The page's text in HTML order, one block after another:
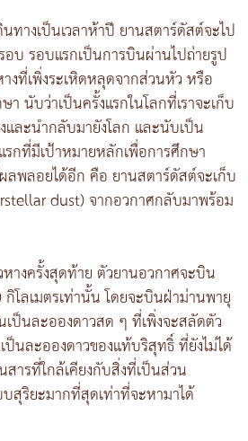
นทางเป็นเวลาห้าปี ยานสตาร์ดัสต์จะไป
อบ รอบแรกเป็นการบินผ่านไปถ่ายรูป
งที่เพิ่งระเหิดหลุดจากส่วนหัว หรือ
นับว่าเป็นครั้งแรกในโลกที่เราจะเก็บ
และนำกลับมายังโลก และนับเป็น
รกที่มีเป้าหมายหลักเพื่อการศึกษา
ลพลอยได้อีก คือ ยานสตาร์ดัสต์จะเก็บ
dust) จากอวกาศกลับมาพร้อม
หางครั้งสุดท้าย ตัวยานอวกาศจะบิน
โลเมตรเท่านั้น โดยจะบินฝ่าม่านพายุ
เป็นละอองดาวสด ๆ ที่เพิ่งจะสลัดตัว
นละอองดาวของแท้บริสุทธิ์ ที่ยังไม่ได้
ารที่ใกล้เคียงกับสิ่งที่เป็นส่วน
สุริยะมากที่สุดเท่าที่จะหามาได้